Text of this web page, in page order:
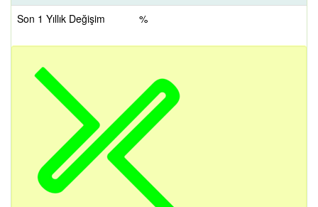
Son 1 Yıllık Değişim %